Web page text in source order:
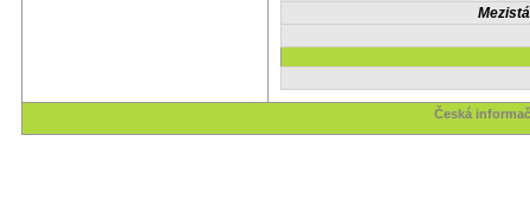
Česká